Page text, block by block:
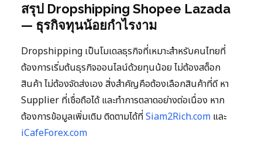
สรุป Dropshipping Shopee Lazada
— ธุรกิจทุนน้อยกำไรงาม
Dropshipping เป็นโมเดลธุรกิจที่เหมาะสำหรับคนไทยที่
ต้องการเริ่มต้นธุรกิจออนไลน์ด้วยทุนน้อย ไม่ต้องสต็อก
สินค้า ไม่ต้องจัดส่งเอง สิ่งสำคัญคือต้องเลือกสินค้าที่ดี หา
Supplier ที่เชื่อถือได้ และทำการตลาดอย่างต่อเนื่อง หาก
ต้องการข้อมูลเพิ่มเติม ติดตามได้ที่Siam2Rich.com และ
iCafeForex.com